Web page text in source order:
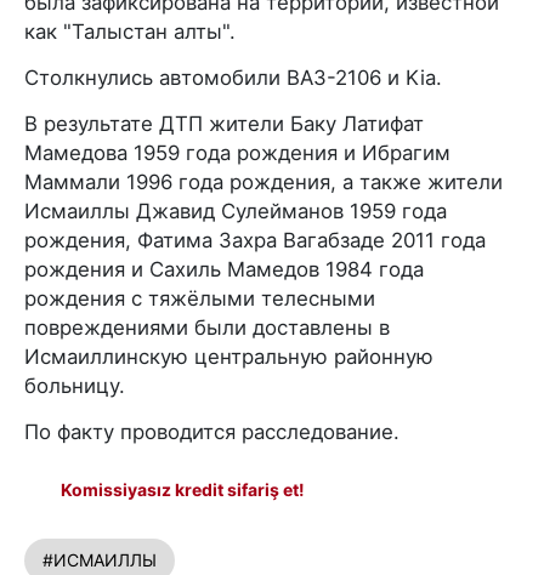
как "Талыстан алты".
Столкнулись автомобили ВАЗ-2106 и Kia.
В результате ДТП жители Баку Латифат
Мамедова 1959 года рождения и Ибрагим
Маммали 1996 года рождения, а также жители
Исмаиллы Джавид Сулейманов 1959 года
рождения, Фатима Захра Вагабзаде 2011 года
рождения и Сахиль Мамедов 1984 года
рождения с тяжёлыми телесными
повреждениями были доставлены в
Исмаиллинскую центральную районную
больницу.
По факту проводится расследование.
Komissiyasız kredit sifariş et!
#ИСМАИЛЛЫ